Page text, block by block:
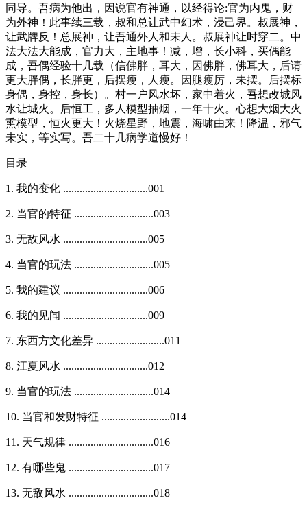
同导。吾病为他出，因说官有神通，以经得论:官为内鬼，财
为外神！此事续三载，叔和总让武中幻术，浸己界。叔展神，
让武牌反！总展神，让吾通外人和未人。叔展神让时穿二。中
法大法大能成，官力大，主地事！减，增，长小科，买偶能
成，吾偶经验十几载（信佛胖，耳大，因佛胖，佛耳大，后请
更大胖偶，长胖更，后摆瘦，人瘦。因腿瘦厉，未摆。后摆标
身偶，身控，身长）。村一户风水坏，家中着火，吾想改城风
水让城火。后恒工，多人模型抽烟，一年十火。心想大烟大火
熏模型，恒火更大！火烧星野，地震，海啸由来！降温，邪气
未实，等实写。吾二十几病学道慢好！
目录
1. 我的变化 ...............................001
2. 当官的特征 .............................003
3. 无敌风水 ...............................005
4. 当官的玩法 .............................005
5. 我的建议 ...............................006
6. 我的见闻 ...............................009
7. 东西方文化差异 .........................011
8. 江夏风水 ...............................012
9. 当官的玩法 .............................014
10. 当官和发财特征 .........................014
11. 天气规律 ...............................016
12. 有哪些鬼 ...............................017
13. 无敌风水 ...............................018